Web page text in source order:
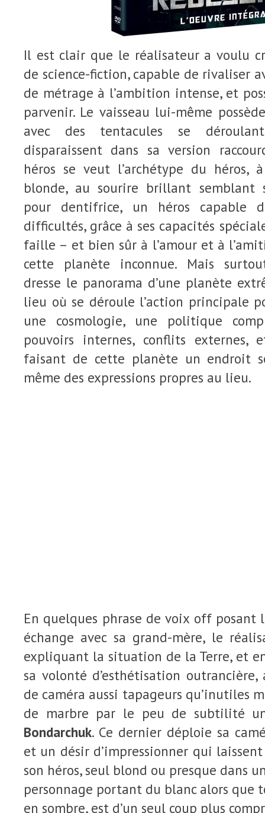
Il est clair que le réalisateur a voulu
de science-fiction, capable de rivaliser
de métrage à l’ambition intense, et
parvenir. Le vaisseau lui-même
avec des tentacules se
disparaissent dans sa version
héros se veut l’archétype du héros,
blonde, au sourire brillant semblant
pour dentifrice, un héros capable
difficultés, grâce à ses capacités
faille – et bien sûr à l’amour et à
cette planète inconnue. Mais
dresse le panorama d’une planète
lieu où se déroule l’action principale
une cosmologie, une politique
pouvoirs internes, conflits externes,
faisant de cette planète un endroit
même des expressions propres au lieu.
En quelques phrase de voix off
échange avec sa grand-mère, le
expliquant la situation de la Terre, et
sa volonté d’esthétisation outrancière,
de caméra aussi tapageurs qu’inutiles
de marbre par le peu de subtilité
Bondarchuk. Ce dernier déploie sa
et un désir d’impressionner qui
son héros, seul blond ou presque dans
personnage portant du blanc alors que
en sombre, est d’un seul coup plus